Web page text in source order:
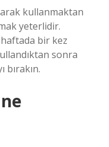
kullanmaktan
yeterlidir.
bir kez
sonra
bırakın.